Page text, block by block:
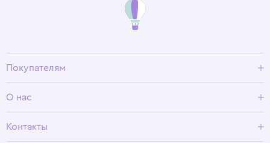
Покупателям
Условия возврата
О нас
Программа лояльности
Контакты